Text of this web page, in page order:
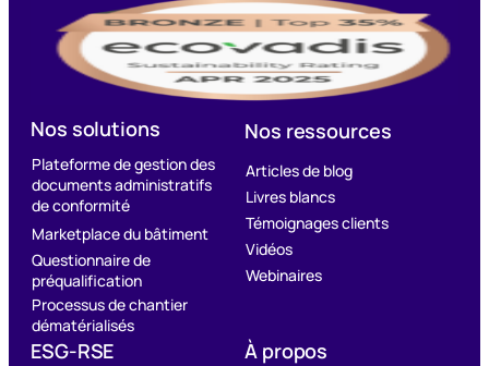
Nos solutions
Plateforme de gestion des
documents administratifs
de conformité
Marketplace du bâtiment
Questionnaire de
préqualification
Processus de chantier
dématérialisés
Articles de blog
Livres blancs
Témoignages clients
Vidéos
Webinaires
Nos ressources
ESG-RSE À propos